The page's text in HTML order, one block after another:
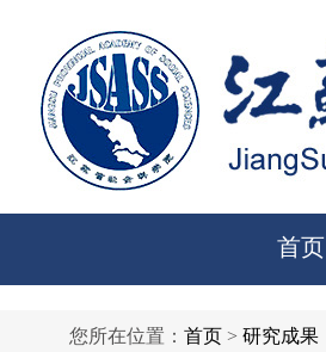
首页
您所在位置： 首页 > 研究成果